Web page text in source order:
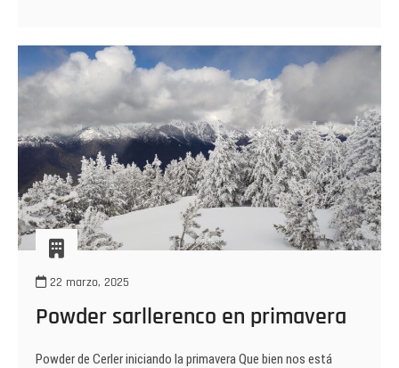
22 marzo, 2025
Powder sarllerenco en primavera
Powder de Cerler iniciando la primavera Que bien nos está